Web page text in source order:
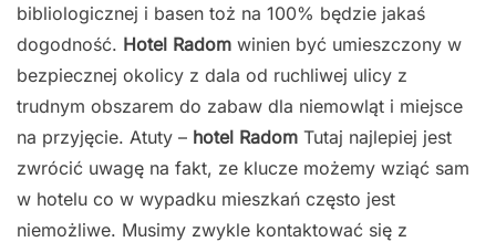
bibliologicznej i basen toż na 100% będzie jakaś
dogodność. Hotel Radom winien być umieszczony w
bezpiecznej okolicy z dala od ruchliwej ulicy z
trudnym obszarem do zabaw dla niemowląt i miejsce
na przyjęcie. Atuty – hotel Radom Tutaj najlepiej jest
zwrócić uwagę na fakt, ze klucze możemy wziąć sam
w hotelu co w wypadku mieszkań często jest
niemożliwe. Musimy zwykle kontaktować się z